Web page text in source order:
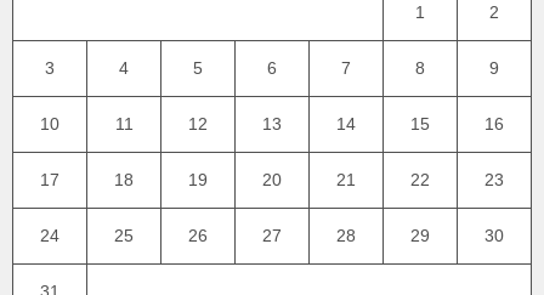
1 2
3 4 5 6 7 8 9
10 11 12 13 14 15 16
17 18 19 20 21 22 23
24 25 26 27 28 29 30
31